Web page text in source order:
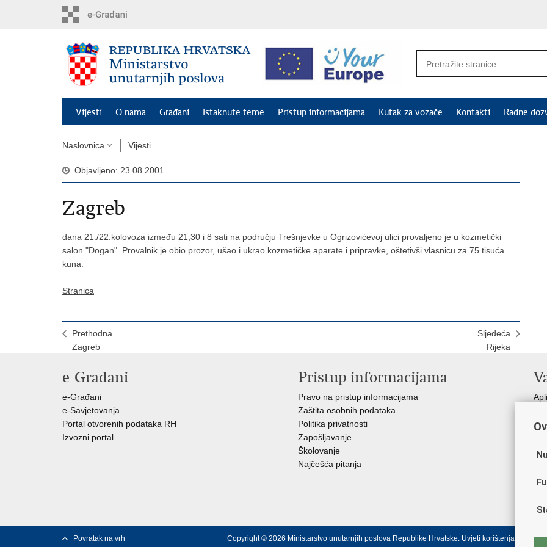
Vijesti O nama Građani Istaknute teme Pristup informacijama Kutak za vozače Kontakti Radne
Naslovnica Vijesti
Objavljeno: 23.08.2001.
Zagreb
dana 21./22.kolovoza između 21,30 i 8 sati na području Trešnjevke u Ogrizovićevoj ulici provaljeno je u kozmetički
salon "Dogan". Provalnik je obio prozor, ušao i ukrao kozmetičke aparate i pripravke, oštetivši vlasnicu za 75 tisuća
kuna.
Stranica
Prethodna
Zagreb
Sljedeća
Rijeka
e-Građani
e-Građani
e-Savjetovanja
Portal otvorenih podataka RH
Izvozni portal
Pristup informacijama
Pravo na pristup informacijama
Zaštita osobnih podataka
Politika privatnosti
Zapošljavanje
Školovanje
Najčešća pitanja
Povratak na vrh Copyright © 2026 Ministarstvo unutarnjih poslova Republike Hrvatske. Uvjeti korištenja. Izjava